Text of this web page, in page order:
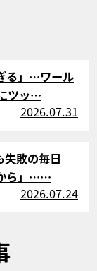
る」…ワール
ツッ…
2026.07.31
失敗の毎日
ら」……
2026.07.24